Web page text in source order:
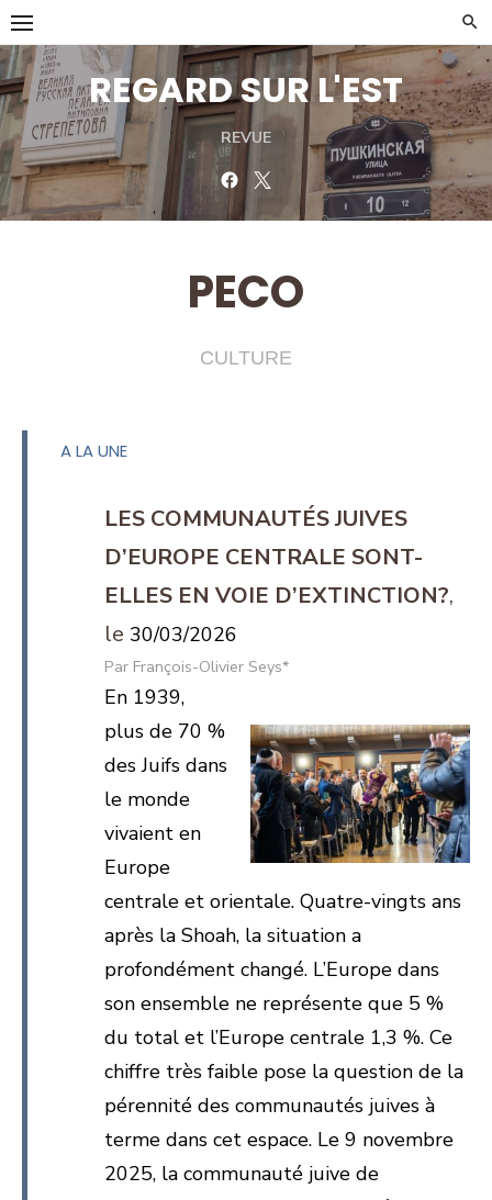
Skip
to
content
REGARD SUR L'EST
REVUE
FacebookTwitter
PECO
CULTURE
A LA UNE
LES COMMUNAUTÉS JUIVES
D’EUROPE CENTRALE SONT-
ELLES EN VOIE D’EXTINCTION?
30/03/2026
François-Olivier Seys*
En 1939,
plus de 70 %
des Juifs dans
le monde
vivaient en
Europe
centrale et orientale. Quatre-vingts ans
après la Shoah, la situation a
profondément changé. L’Europe dans
son ensemble ne représente que 5 %
du total et l’Europe centrale 1,3 %. Ce
chiffre très faible pose la question de la
pérennité des communautés juives à
terme dans cet espace. Le 9 novembre
2025, la communauté juive de